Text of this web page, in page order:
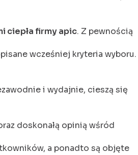
ciepła firmy apic. Z pewnością
wcześniej kryteria wyboru.
i wydajnie, cieszą się
doskonałą opinią wśród
a ponadto są objęte